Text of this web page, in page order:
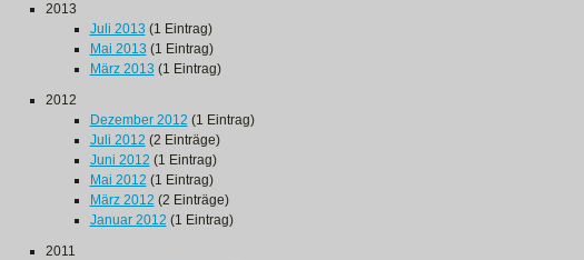
2013
Juli 2013 (1 Eintrag)
Mai 2013 (1 Eintrag)
März 2013 (1 Eintrag)
2012
Dezember 2012 (1 Eintrag)
Juli 2012 (2 Einträge)
Juni 2012 (1 Eintrag)
Mai 2012 (1 Eintrag)
März 2012 (2 Einträge)
Januar 2012 (1 Eintrag)
2011